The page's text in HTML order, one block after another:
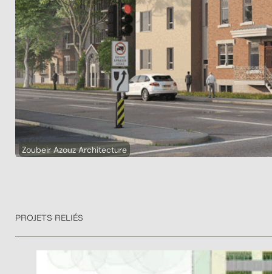
Zoubeir Azouz Architecture
PROJETS RELIÉS